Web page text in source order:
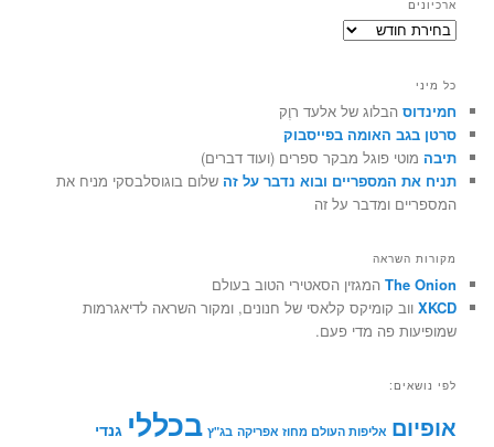
ארכיונים
ארכיונים
כל מיני
חמינדוס הבלוג של אלעד רוֶק
סרטן בגב האומה בפייסבוק
תיבה מוטי פוגל מבקר ספרים (ועוד דברים)
תניח את המספריים ובוא נדבר על זה שלום בוגוסלבסקי מניח את
המספריים ומדבר על זה
מקורות השראה
The Onion המגזין הסאטירי הטוב בעולם
XKCD ווב קומיקס קלאסי של חנונים, ומקור השראה לדיאגרמות
שמופיעות פה מדי פעם.
לפי נושאים:
אופיום אליפות העולם מחוז אפריקה בג"ץ בכללי גנדי